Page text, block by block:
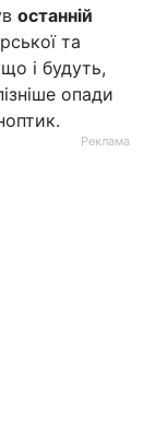
останній
та
і будуть,
опади
Реклама